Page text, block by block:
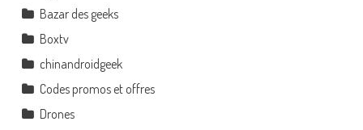
Bazar des geeks
Boxtv
chinandroidgeek
Codes promos et offres
Drones